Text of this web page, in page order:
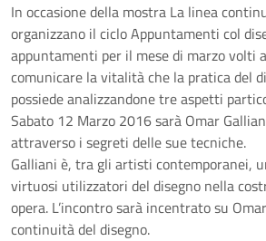
In occasione della mostra La linea
organizzano il ciclo Appuntamenti col
appuntamenti per il mese di marzo volti
comunicare la vitalità che la pratica del
possiede analizzandone tre aspetti
Sabato 12 Marzo 2016 sarà Omar
attraverso i segreti delle sue tecniche.
Galliani è, tra gli artisti contemporanei,
virtuosi utilizzatori del disegno nella
opera. L’incontro sarà incentrato su
continuità del disegno.